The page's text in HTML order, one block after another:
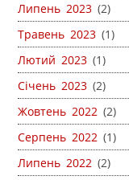
Липень 2023 (2)
Травень 2023 (1)
Лютий 2023 (1)
Січень 2023 (2)
Жовтень 2022 (2)
Серпень 2022 (1)
Липень 2022 (2)